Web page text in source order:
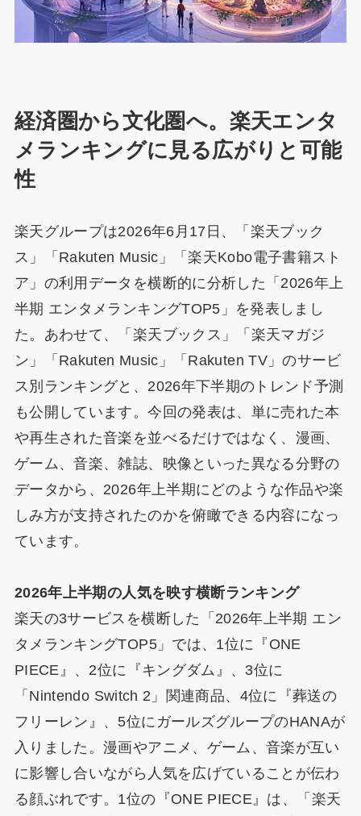
経済圏から文化圏へ。楽天エンタ
メランキングに見る広がりと可能
性
楽天グループは2026年6月17日、「楽天ブック
ス」「Rakuten Music」「楽天Kobo電子書籍スト
ア」の利用データを横断的に分析した「2026年上
半期 エンタメランキングTOP5」を発表しまし
た。あわせて、「楽天ブックス」「楽天マガジ
ン」「Rakuten Music」「Rakuten TV」のサービ
ス別ランキングと、2026年下半期のトレンド予測
も公開しています。今回の発表は、単に売れた本
や再生された音楽を並べるだけではなく、漫画、
ゲーム、音楽、雑誌、映像といった異なる分野の
データから、2026年上半期にどのような作品や楽
しみ方が支持されたのかを俯瞰できる内容になっ
ています。
2026年上半期の人気を映す横断ランキング
楽天の3サービスを横断した「2026年上半期 エン
タメランキングTOP5」では、1位に『ONE
PIECE』、2位に『キングダム』、3位に
「Nintendo Switch 2」関連商品、4位に『葬送の
フリーレン』、5位にガールズグループのHANAが
入りました。漫画やアニメ、ゲーム、音楽が互い
に影響し合いながら人気を広げていることが伝わ
る顔ぶれです。1位の『ONE PIECE』は、「楽天